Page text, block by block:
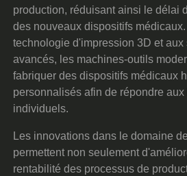
production, réduisant ainsi le délai
des nouveaux dispositifs
technologie d'impression 3D et aux
avancés, les machines-outils
fabriquer des dispositifs médicaux
personnalisés afin de répondre
individuels.
Les innovations dans le domaine
permettent non seulement
rentabilité des processus de